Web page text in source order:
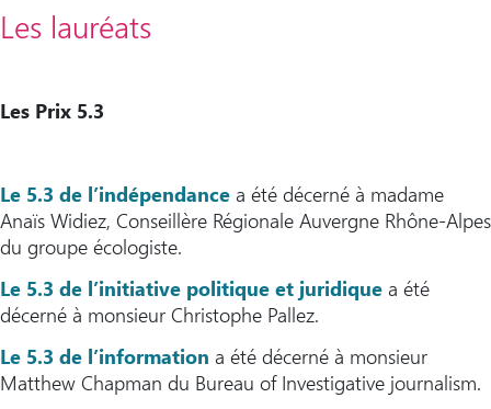
Les lauréats
Les Prix 5.3
Le 5.3 de l’indépendance a été décerné à madame
Anaïs Widiez, Conseillère Régionale Auvergne Rhône-Alpes
du groupe écologiste.
Le 5.3 de l’initiative politique et juridique a été
décerné à monsieur Christophe Pallez.
Le 5.3 de l’information a été décerné à monsieur
Matthew Chapman du Bureau of Investigative journalism.